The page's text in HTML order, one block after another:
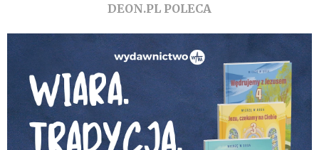
DEON.PL POLECA